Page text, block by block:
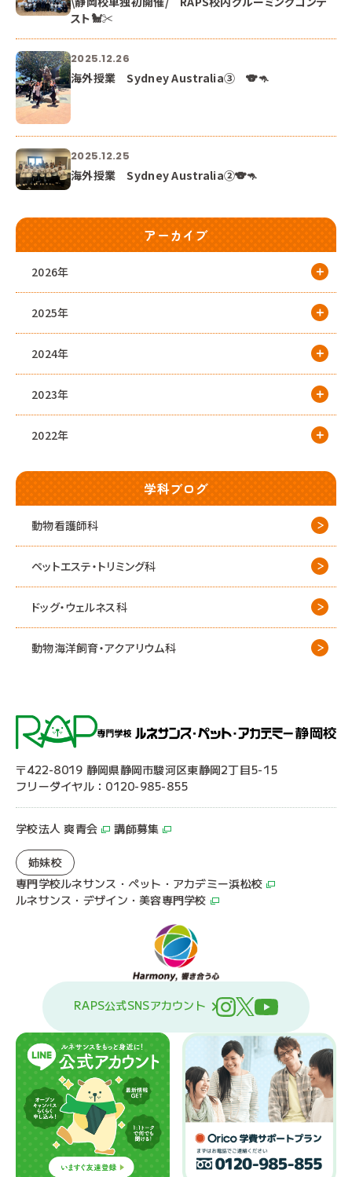
スト🐩✂
2025.12.26
海外授業 Sydney Australia③ 🐨🦘
2025.12.25
海外授業 Sydney Australia②🐨🦘
アーカイブ
2026年
2025年
2024年
2023年
2022年
学科ブログ
動物看護師科
ペットエステ・トリミング科
ドッグ・ウェルネス科
動物海洋飼育・アクアリウム科
〒422-8019 静岡県静岡市駿河区東静岡2丁目5-15
フリーダイヤル：0120-985-855
学校法人 爽青会 講師募集
姉妹校
専門学校ルネサンス・ペット・アカデミー浜松校
ルネサンス・デザイン・美容専門学校
RAPS公式SNSアカウント